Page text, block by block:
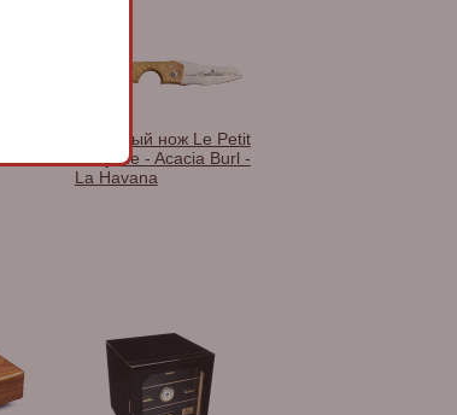
Сигарный нож Le Petit
- Skyline - Acacia Burl -
La Havana